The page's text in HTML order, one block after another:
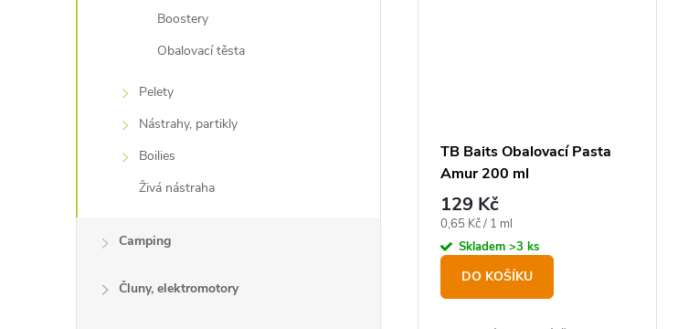
Boostery
Obalovací těsta
Pelety
Nástrahy, partikly
Boilies
Živá nástraha
Camping
Čluny, elektromotory
TB Baits Obalovací Pasta
Amur 200 ml
129 Kč
Měrná
cena:
0,65 Kč / 1 ml
Skladem >3 ks
DO KOŠÍKU